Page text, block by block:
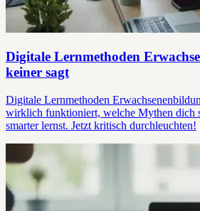
Digitale Lernmethoden
keiner sagt
Digitale Lernmethoden
wirklich funktioniert, welche Mythen dich
smarter lernst. Jetzt kritisch durchleuchten!